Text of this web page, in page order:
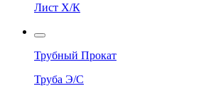
Лист Х/К
Трубный Прокат
Труба Э/С